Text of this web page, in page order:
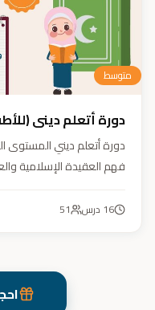
متوسط
دورة أتعلم ديني
دورة أتعلم ديني المستوى
فهم العقيدة الإسلامية
وتربية أبنائنا تربية إيمانية
16 درس 51